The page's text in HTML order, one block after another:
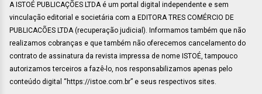
A ISTOÉ PUBLICAÇÕES LTDA é um portal digital independente e sem
vinculação editorial e societária com a EDITORA TRES COMÉRCIO DE
PUBLICACÕES LTDA (recuperação judicial). Informamos também que não
realizamos cobranças e que também não oferecemos cancelamento do
contrato de assinatura da revista impressa de nome ISTOÉ, tampouco
autorizamos terceiros a fazê-lo, nos responsabilizamos apenas pelo
conteúdo digital “https://istoe.com.br” e seus respectivos sites.